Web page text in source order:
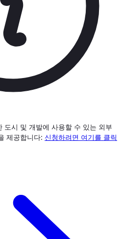
도시 및 개발에 사용할 수 있는 외부
제공합니다: 신청하려면 여기를 클릭